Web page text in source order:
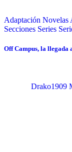
Adaptación Novelas
Secciones Series
Off Campus, la llegada
Drako1909